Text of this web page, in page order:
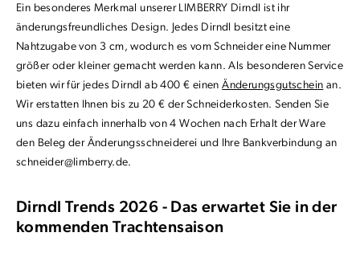
Ein besonderes Merkmal unserer LIMBERRY Dirndl ist ihr
änderungsfreundliches Design. Jedes Dirndl besitzt eine
Nahtzugabe von 3 cm, wodurch es vom Schneider eine Nummer
größer oder kleiner gemacht werden kann. Als besonderen Service
bieten wir für jedes Dirndl ab 400 € einenÄnderungsgutschein an.
Wir erstatten Ihnen bis zu 20 € der Schneiderkosten. Senden Sie
uns dazu einfach innerhalb von 4 Wochen nach Erhalt der Ware
den Beleg der Änderungsschneiderei und Ihre Bankverbindung an
schneider@limberry.de.
Dirndl Trends 2026 - Das erwartet Sie in der
kommenden Trachtensaison